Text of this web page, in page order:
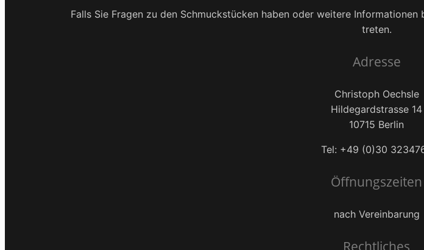
Falls Sie Fragen zu den Schmuckstücken haben oder weitere
treten.
Adresse
Christoph Oechsle
Hildegardstrasse 14
10715 Berlin
Tel: +49 (0)30
Öffnungszeiten
nach Vereinbarung
Rechtliches